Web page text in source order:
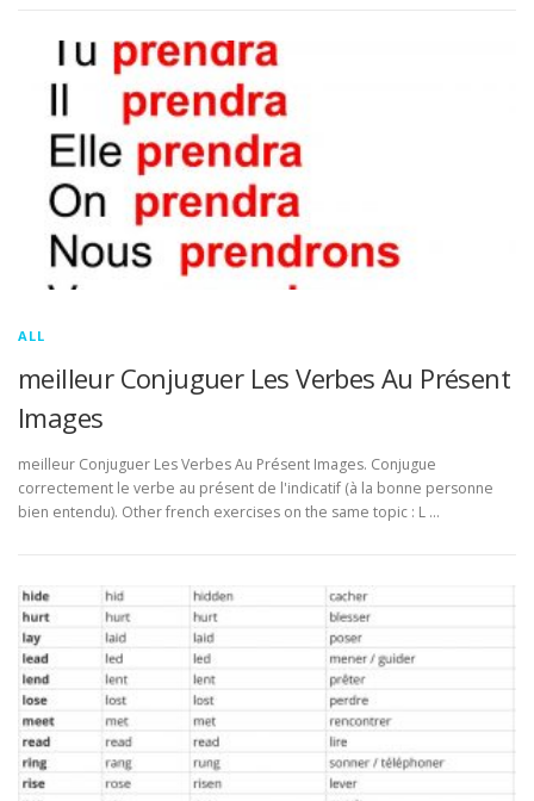
ALL
meilleur Conjuguer Les Verbes Au Présent
Images
meilleur Conjuguer Les Verbes Au Présent Images. Conjugue
correctement le verbe au présent de l'indicatif (à la bonne personne
bien entendu). Other french exercises on the same topic : L …